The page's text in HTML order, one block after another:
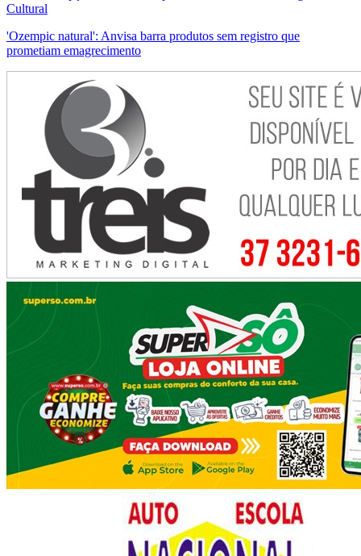
Cultural
'Ozempic natural': Anvisa barra produtos sem registro que
prometiam emagrecimento